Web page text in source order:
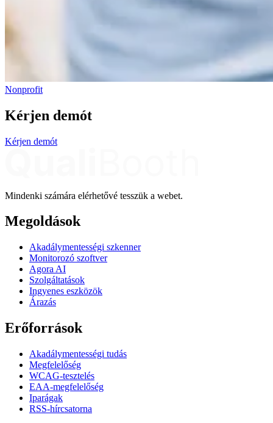
Nonprofit
Kérjen demót
Kérjen demót
Mindenki számára elérhetővé tesszük a webet.
Megoldások
Akadálymentességi szkenner
Monitorozó szoftver
Agora AI
Szolgáltatások
Ingyenes eszközök
Árazás
Erőforrások
Akadálymentességi tudás
Megfelelőség
WCAG-tesztelés
EAA-megfelelőség
Iparágak
RSS-hírcsatorna